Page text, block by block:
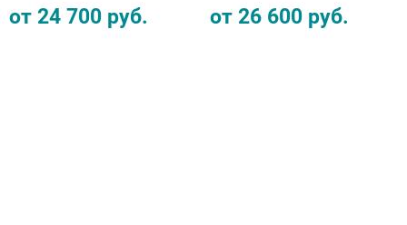
от 24 700 руб. от 26 600 руб.